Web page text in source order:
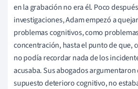
en la grabación no era él. Poco
investigaciones, Adam empezó a
problemas cognitivos, como
concentración, hasta el punto de que,
no podía recordar nada de los
acusaba. Sus abogados
supuesto deterioro cognitivo, no